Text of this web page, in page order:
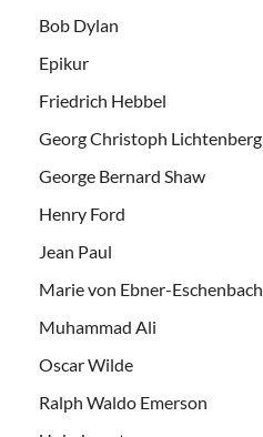
Bob Dylan
Epikur
Friedrich Hebbel
Georg Christoph Lichtenberg
George Bernard Shaw
Henry Ford
Jean Paul
Marie von Ebner-Eschenbach
Muhammad Ali
Oscar Wilde
Ralph Waldo Emerson